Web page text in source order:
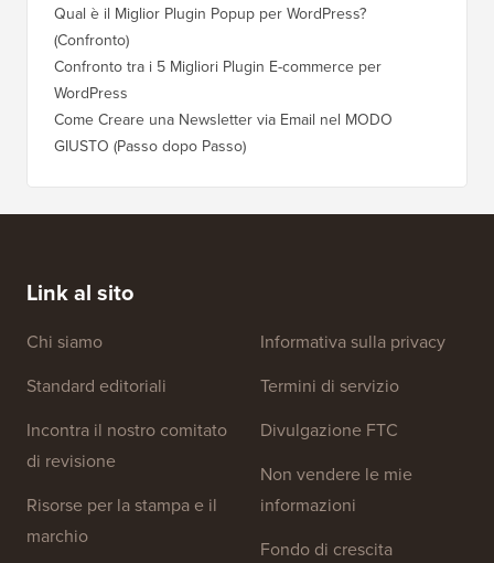
Qual è il Miglior Plugin Popup per WordPress?
(Confronto)
Confronto tra i 5 Migliori Plugin E-commerce per
WordPress
Come Creare una Newsletter via Email nel MODO
GIUSTO (Passo dopo Passo)
Link al sito
Chi siamo
Standard editoriali
Incontra il nostro comitato
di revisione
Risorse per la stampa e il
marchio
Informativa sulla privacy
Termini di servizio
Divulgazione FTC
Non vendere le mie
informazioni
Fondo di crescita